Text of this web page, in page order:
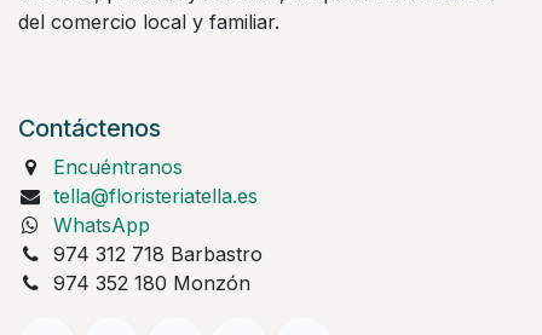
del comercio local y familiar.
Contáctenos
Encuéntranos
tella@floristeriatella.es
WhatsApp
974 312 718 Barbastro
974 352 180 Monzón